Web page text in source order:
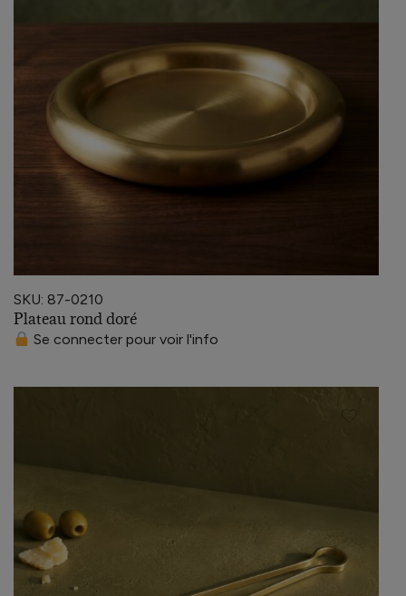
SKU: 87-0210
Plateau rond doré
Se connecter pour voir l'info